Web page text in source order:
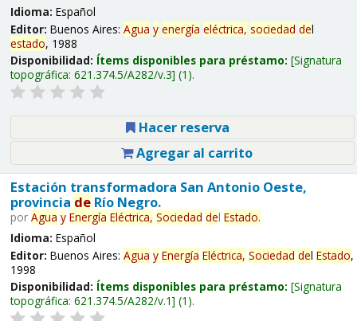
Idioma: Español
Editor: Buenos Aires: Agua y energía eléctrica, sociedad del
estado, 1988
Disponibilidad: Ítems disponibles para préstamo: Signatura
topográfica: 621.374.5/A282/v.3 (1).
Hacer reserva
Agregar al carrito
Estación transformadora San Antonio Oeste,
provincia deRío Negro.
por Agua y Energía Eléctrica, Sociedad del Estado.
Idioma: Español
Editor: Buenos Aires: Agua y Energía Eléctrica, Sociedad del Estado,
1998
Disponibilidad: Ítems disponibles para préstamo: Signatura
topográfica: 621.374.5/A282/v.1 (1).